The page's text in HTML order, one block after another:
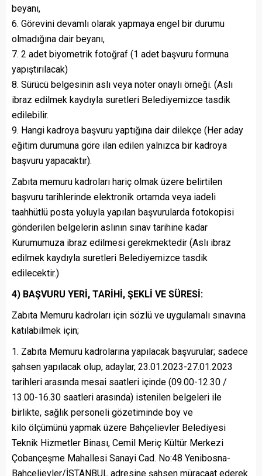
beyanı,
6. Görevini devamlı olarak yapmaya engel bir durumu
olmadığına dair beyanı,
7. 2 adet biyometrik fotoğraf (1 adet başvuru formuna
yapıştırılacak)
8. Sürücü belgesinin aslı veya noter onaylı örneği. (Aslı
ibraz edilmek kaydıyla suretleri Belediyemizce tasdik
edilebilir.
9. Hangi kadroya başvuru yaptığına dair dilekçe (Her aday
eğitim durumuna göre ilan edilen yalnızca bir kadroya
başvuru yapacaktır).
Zabıta memuru kadroları hariç olmak üzere belirtilen
başvuru tarihlerinde elektronik ortamda veya iadeli
taahhütlü posta yoluyla yapılan başvurularda fotokopisi
gönderilen belgelerin aslının sınav tarihine kadar
Kurumumuza ibraz edilmesi gerekmektedir (Aslı ibraz
edilmek kaydıyla suretleri Belediyemizce tasdik
edilecektir.)
4) BAŞVURU YERİ, TARİHİ, ŞEKLİ VE SÜRESİ:
Zabıta Memuru kadroları için sözlü ve uygulamalı sınavına
katılabilmek için;
1. Zabıta Memuru kadrolarına yapılacak başvurular; sadece
şahsen yapılacak olup, adaylar, 23.01.2023-27.01.2023
tarihleri arasında mesai saatleri içinde (09.00-12.30 /
13.00-16.30 saatleri arasında) istenilen belgeleri ile
birlikte, sağlık personeli gözetiminde boy ve
kilo ölçümünü yapmak üzere Bahçelievler Belediyesi
Teknik Hizmetler Binası, Cemil Meriç Kültür Merkezi
Çobançeşme Mahallesi Sanayi Cad. No:48 Yenibosna-
Bahçelievler/İSTANBUL adresine şahsen müracaat ederek